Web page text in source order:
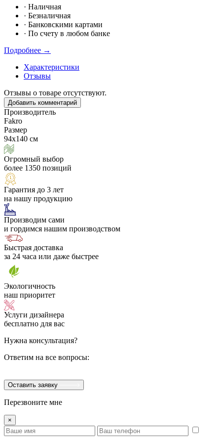
· Наличная
· Безналичная
· Банковскими картами
· По счету в любом банке
Подробнее →
Характеристики
Отзывы
Отзывы о товаре отсутствуют.
Добавить комментарий
Производитель
Fakro
Размер
94х140 см
Огромный выбор
более 1350 позиций
Гарантия до 3 лет
на нашу продукцию
Производим сами
и гордимся нашим производством
Быстрая доставка
за 24 часа или даже быстрее
Экологичность
наш приоритет
Услуги дизайнера
бесплатно для вас
Нужна консультация?
Ответим на все вопросы:
Оставить заявку
Перезвоните мне
×